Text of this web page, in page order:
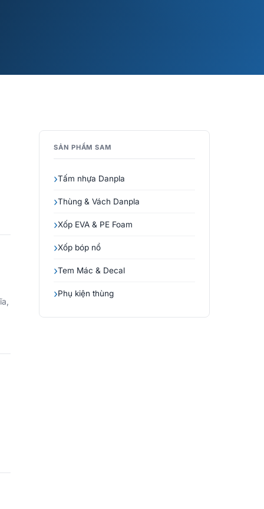
SẢN PHẨM SAM
Tấm nhựa Danpla
Thùng & Vách Danpla
Xốp EVA & PE Foam
Xốp bóp nổ
Tem Mác & Decal
Phụ kiện thùng